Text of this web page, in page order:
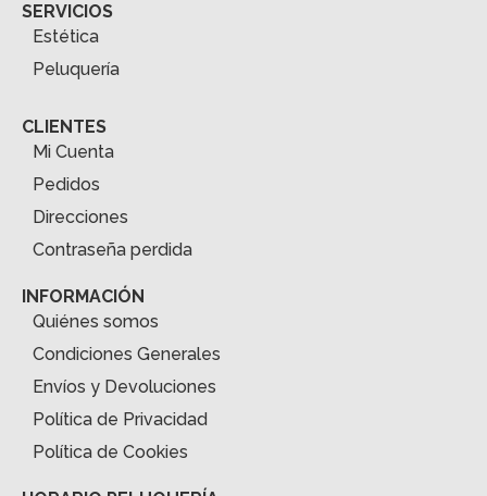
SERVICIOS
Estética
Peluquería
CLIENTES
Mi Cuenta
Pedidos
Direcciones
Contraseña perdida
INFORMACIÓN
Quiénes somos
Condiciones Generales
Envíos y Devoluciones
Política de Privacidad
Política de Cookies